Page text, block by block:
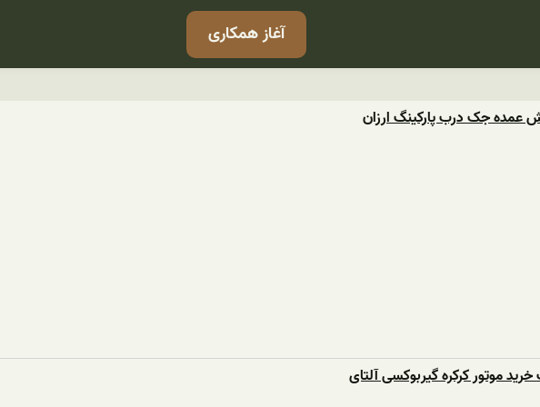
آغاز همکاری
عمده جک درب پارکینگ ارزان
موتور کرکره گیربوکسی آلتای